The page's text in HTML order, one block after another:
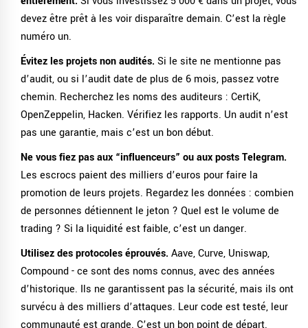
devez être prêt à les voir disparaître demain. C’est la règle
numéro un.
Évitez les projets non audités. Si le site ne mentionne pas
d’audit, ou si l’audit date de plus de 6 mois, passez votre
chemin. Recherchez les noms des auditeurs : CertiK,
OpenZeppelin, Hacken. Vérifiez les rapports. Un audit n’est
pas une garantie, mais c’est un bon début.
Ne vous fiez pas aux “influenceurs” ou aux posts Telegram.
Les escrocs paient des milliers d’euros pour faire la
promotion de leurs projets. Regardez les données : combien
de personnes détiennent le jeton ? Quel est le volume de
trading ? Si la liquidité est faible, c’est un danger.
Utilisez des protocoles éprouvés. Aave, Curve, Uniswap,
Compound - ce sont des noms connus, avec des années
d’historique. Ils ne garantissent pas la sécurité, mais ils ont
survécu à des milliers d’attaques. Leur code est testé, leur
communauté est grande. C’est un bon point de départ.